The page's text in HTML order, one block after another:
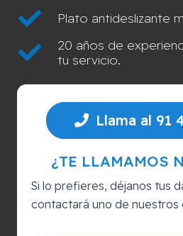
Plato antideslizante
20 años de
tu servicio.
Llama al 91
¿TE LLAMAMOS
Si lo prefieres, déjanos tus
contactará uno de nuestros